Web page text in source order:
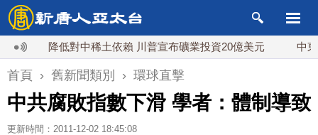
降低對中稀土依賴 川普宣布礦業投資20億美元 中東局
首頁 › 舊新聞類別 › 環球直擊
中共腐敗指數下滑 學者：體制導致
更新時間：2011-12-02 18:45:08